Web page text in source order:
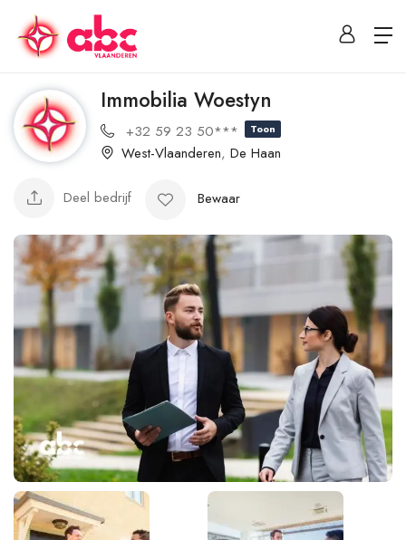
Immobilia Woestyn
+32 59 23 50*** Toon
West-Vlaanderen, De Haan
Deel bedrijf Bewaar